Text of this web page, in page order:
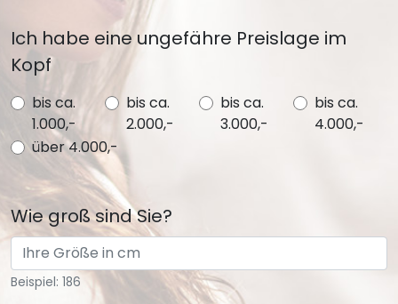
Ich habe eine ungefähre Preislage im
Kopf
bis ca.
1.000,-
bis ca.
2.000,-
bis ca.
3.000,-
bis ca.
4.000,-
über 4.000,-
Wie groß sind Sie?
Beispiel: 186